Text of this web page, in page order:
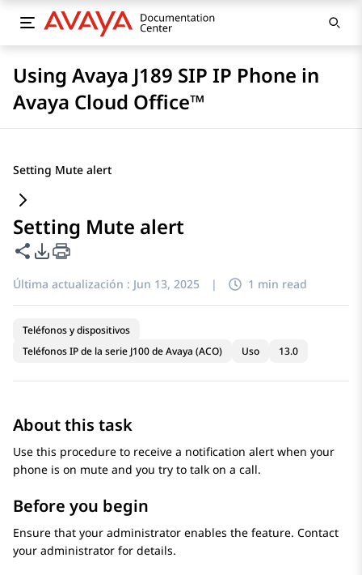
Using Avaya J189 SIP IP Phone in
Avaya Cloud Office™
Setting Mute alert
Setting Mute alert
Compartir esta página
Opciones de exportación de PDF
Última actualización : Jun 13, 2025 | 1 min read
Teléfonos y dispositivos
Teléfonos IP de la serie J100 de Avaya (ACO)
Uso 13.0
About this task
Use this procedure to receive a notification alert when your
phone is on mute and you try to talk on a call.
Before you begin
Ensure that your administrator enables the feature. Contact
your administrator for details.